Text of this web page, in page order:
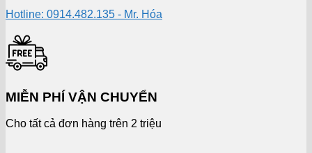
Hotline: 0914.482.135 - Mr. Hóa
MIỄN PHÍ VẬN CHUYỂN
Cho tất cả đơn hàng trên 2 triệu